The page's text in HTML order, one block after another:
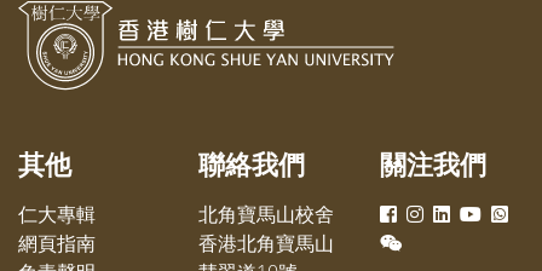
其他
仁大專輯
網頁指南
聯絡我們
北角寶馬山校舍
香港北角寶馬山
關注我們